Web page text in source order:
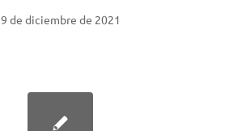
9 de diciembre de 2021